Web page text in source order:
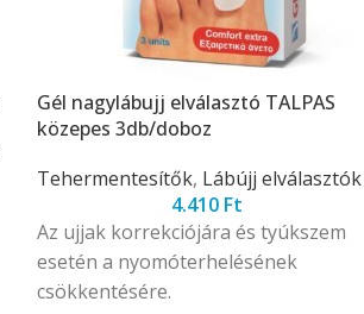
Gél nagylábujj elválasztó TALPAS
közepes 3db/doboz
Tehermentesítők, Lábújj elválasztók
4.410 Ft
Az ujjak korrekciójára és tyúkszem
esetén a nyomóterhelésének
csökkentésére.